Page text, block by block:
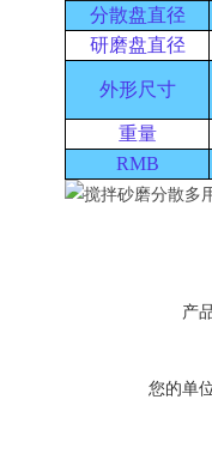
分散盘直径
研磨盘直径
外形尺寸
重量
RMB
产
您的单